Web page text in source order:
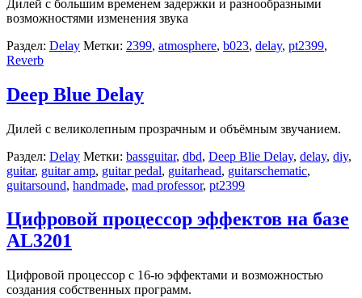
Дилей с большим временем задержки и разнообразными
возможностями изменения звука
Раздел: Delay Метки: 2399, atmosphere, b023, delay, pt2399,
Reverb
Deep Blue Delay
Дилей с великолепным прозрачным и объёмным звучанием.
Раздел: Delay Метки: bassguitar, dbd, Deep Blie Delay, delay, diy,
guitar, guitar amp, guitar pedal, guitarhead, guitarschematic,
guitarsound, handmade, mad professor, pt2399
Цифровой процессор эффектов на базе
AL3201
Цифровой процессор с 16-ю эффектами и возможностью
создания собственных программ.